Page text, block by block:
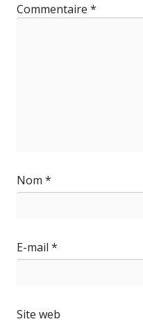
Commentaire *
Nom *
E-mail *
Site web